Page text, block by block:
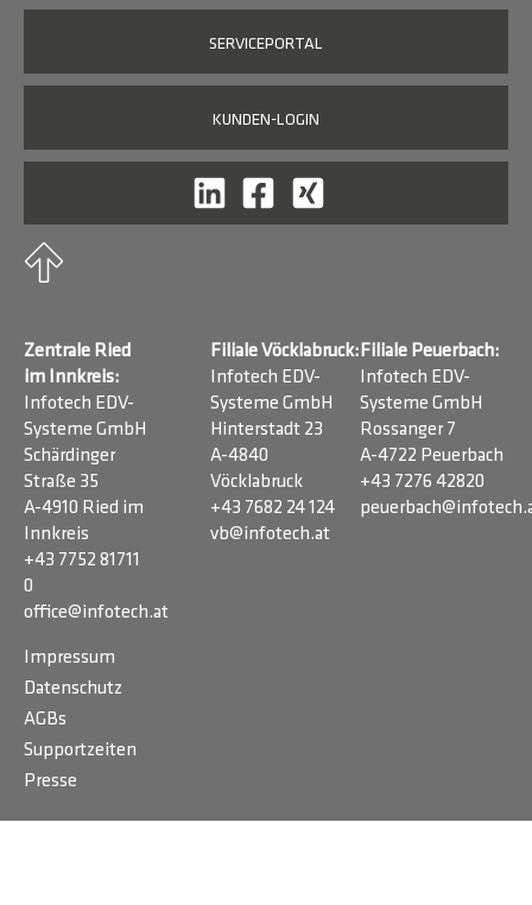
SERVICEPORTAL
KUNDEN-LOGIN
Zentrale Ried
im Innkreis:
Infotech EDV-
Systeme GmbH
Schärdinger
Straße 35
A-4910 Ried im
Innkreis
+43 7752 81711
0
office@infotech.at
Filiale Vöcklabruck:
Infotech EDV-
Systeme GmbH
Hinterstadt 23
A-4840
Vöcklabruck
+43 7682 24 124
vb@infotech.at
Filiale Peuerbach:
Infotech EDV-
Systeme GmbH
Rossanger 7
A-4722 Peuerbach
+43 7276 42820
Impressum
Datenschutz
AGBs
Supportzeiten
Presse